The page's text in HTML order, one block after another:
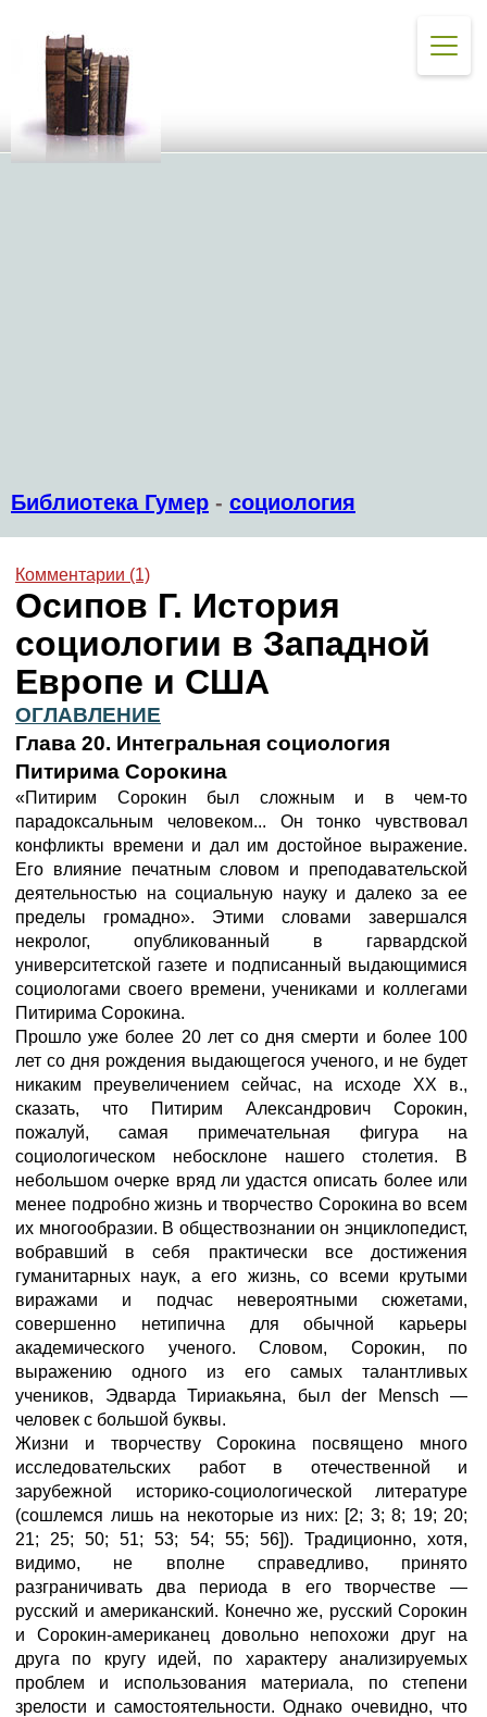
Библиотека Гумер - социология
Комментарии (1)
Осипов Г. История
социологии в Западной
Европе и США
ОГЛАВЛЕНИЕ
Глава 20. Интегральная социология
Питирима Сорокина
«Питирим Сорокин был сложным и в чем-то
парадоксальным человеком... Он тонко чувствовал
конфликты времени и дал им достойное выражение.
Его влияние печатным словом и преподавательской
деятельностью на социальную науку и далеко за ее
пределы громадно». Этими словами завершался
некролог, опубликованный в гарвардской
университетской газете и подписанный выдающимися
социологами своего времени, учениками и коллегами
Питирима Сорокина.
Прошло уже более 20 лет со дня смерти и более 100
лет со дня рождения выдающегося ученого, и не будет
никаким преувеличением сейчас, на исходе XX в.,
сказать, что Питирим Александрович Сорокин,
пожалуй, самая примечательная фигура на
социологическом небосклоне нашего столетия. В
небольшом очерке вряд ли удастся описать более или
менее подробно жизнь и творчество Сорокина во всем
их многообразии. В обществознании он энциклопедист,
вобравший в себя практически все достижения
гуманитарных наук, а его жизнь, со всеми крутыми
виражами и подчас невероятными сюжетами,
совершенно нетипична для обычной карьеры
академического ученого. Словом, Сорокин, по
выражению одного из его самых талантливых
учеников, Эдварда Тириакьяна, был der Mensch —
человек с большой буквы.
Жизни и творчеству Сорокина посвящено много
исследовательских работ в отечественной и
зарубежной историко-социологической литературе
(сошлемся лишь на некоторые из них: [2; 3; 8; 19; 20;
21; 25; 50; 51; 53; 54; 55; 56]). Традиционно, хотя,
видимо, не вполне справедливо, принято
разграничивать два периода в его творчестве —
русский и американский. Конечно же, русский Сорокин
и Сорокин-американец довольно непохожи друг на
друга по кругу идей, по характеру анализируемых
проблем и использования материала, по степени
зрелости и самостоятельности. Однако очевидно, что